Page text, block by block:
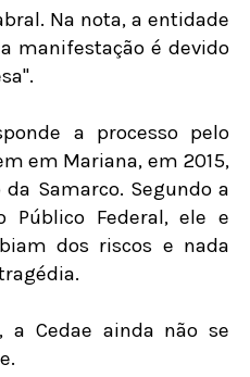
Na nota, a entidade
manifestação é devido
a processo pelo
em Mariana, em 2015,
Samarco. Segundo a
Público Federal, ele e
dos riscos e nada
a Cedae ainda não se